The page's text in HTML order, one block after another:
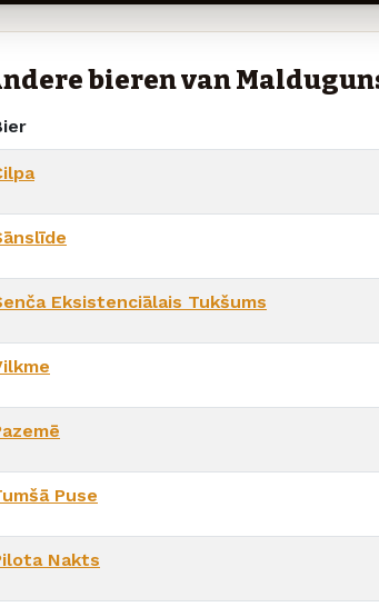
bieren van
Eksistenciālais Tukšums
Puse
Nakts